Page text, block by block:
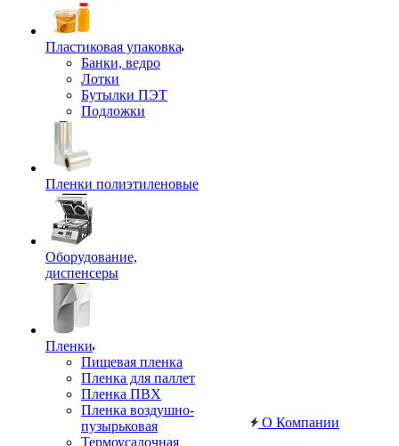
Пластиковая упаковка
Банки, ведро
Лотки
Бутылки ПЭТ
Подложки
Пленки полиэтиленовые
Оборудование,
диспенсеры
Пленки
Пищевая пленка
Пленка для паллет
Пленка ПВХ
Пленка воздушно-
пузырьковая
Термоусадочная
О Компании